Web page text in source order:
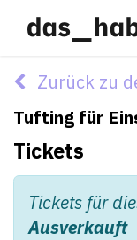
Zurück zu
Tufting für
Tickets
Tickets für
Ausverkauft